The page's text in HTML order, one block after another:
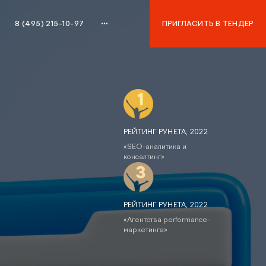
8 (495) 215-10-97
8 (495) 215-10-97
ПРИГЛАСИТЬ В ТЕНДЕР
РЕЙТИНГ РУНЕТА, 2022
«SEO-аналитика и
консалтинг»
РЕЙТИНГ РУНЕТА, 2022
«Агентства performance-
маркетинга»